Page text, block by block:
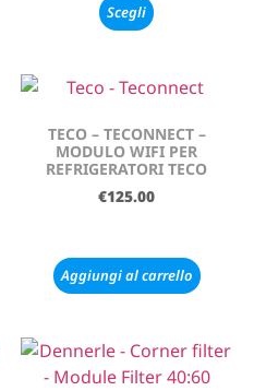
Scegli
TECO – TECONNECT –
MODULO WIFI PER
REFRIGERATORI TECO
€125.00
Aggiungi al carrello